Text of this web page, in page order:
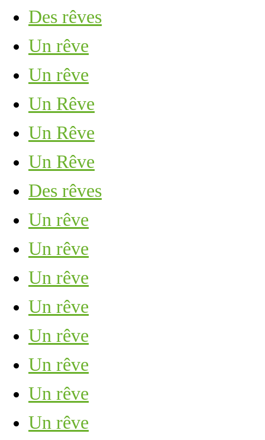
Des rêves
Un rêve
Un rêve
Un Rêve
Un Rêve
Un Rêve
Des rêves
Un rêve
Un rêve
Un rêve
Un rêve
Un rêve
Un rêve
Un rêve
Un rêve